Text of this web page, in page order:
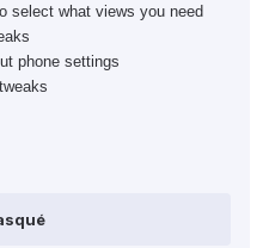
select what views you need
phone settings